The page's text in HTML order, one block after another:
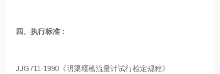
四、 执行标准 ：
JJG711-1990《明渠堰槽流量计试行检定规程》